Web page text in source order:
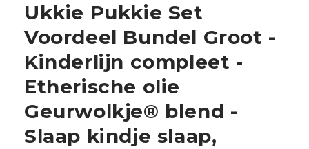
Ukkie Pukkie Set
Voordeel Bundel Groot -
Kinderlijn compleet -
Etherische olie
Geurwolkje® blend -
Slaap kindje slaap,